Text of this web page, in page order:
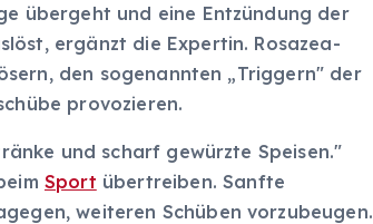
übergeht und eine Entzündung der
ergänzt die Expertin. Rosazea-
den sogenannten „Triggern" der
provozieren.
und scharf gewürzte Speisen."
Sport übertreiben. Sanfte
weiteren Schüben vorzubeugen.